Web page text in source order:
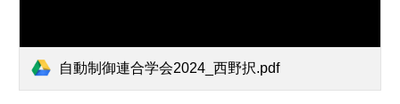
自動制御連合学会2024_西野択.pdf